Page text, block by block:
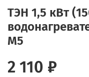
ТЭН 1,5 кВт
М5
2 110 ₽